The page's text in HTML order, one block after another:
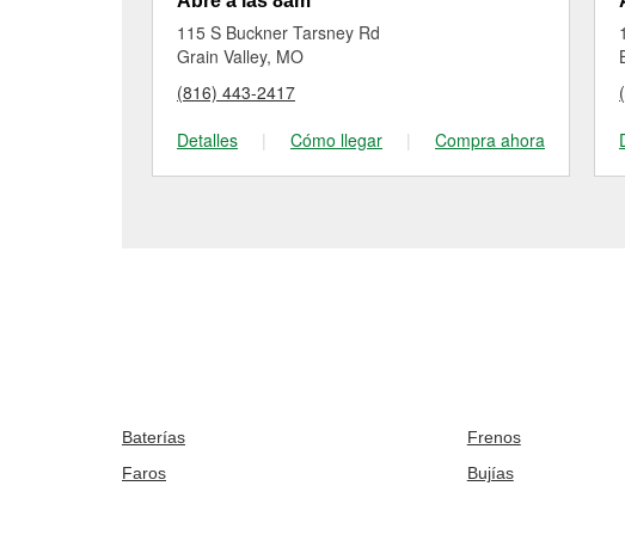
115 S Buckner Tarsney Rd
Grain Valley, MO
(816) 443-2417
Detalles
| Cómo llegar | Compra ahora
Baterías Frenos
Faros
Bujías